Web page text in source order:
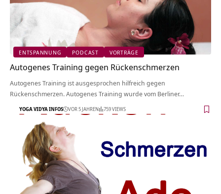
ENTSPANNUNG PODCAST VORTRÄGE
Autogenes Training gegen Rückenschmerzen
Autogenes Training ist ausgesprochen hilfreich gegen
Rückenschmerzen. Autogenes Training wurde vom Berliner…
YOGA VIDYA INFOS VOR 5 JAHREN 759 VIEWS